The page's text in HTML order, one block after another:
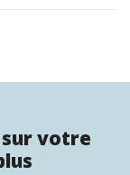
sur votre